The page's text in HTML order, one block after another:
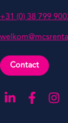
+31 (0) 38 799
Contact
Ga naar onze
Ga naar
Ga